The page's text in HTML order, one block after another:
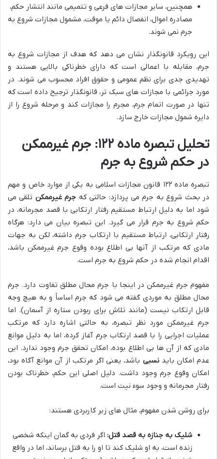
همچنین، سایر مجازات های فرعی و تتمیمی مانند انتشار حکم،
مصادره اموال، انفصال دائم یا موقت، مشمول مجازات شروع به
جرم نمی شوند.
این رویکرد قانونگذار نشان می دهد که هدف از مجازات شروع به
جرم، مقابله با اعمالی است که دارای خطرناکی بالایی هستند و
تهدیدی جدی برای نظم عمومی و حقوق افراد محسوب می شوند. در
مورد جرائمی با مجازات های سبک تر، قانونگذار ترجیح داده است که
تنها در صورت اتمام جرم، مجرم را مجازات کند و مرحله شروع را از
دایره شمول مجازات خارج سازد.
تحلیل تبصره ماده ۱۲۲: جرم غیرممکن
در حکم شروع به جرم
تبصره ماده ۱۲۲ قانون مجازات اسلامی به یکی از موارد خاص و مهم
در بحث شروع به جرم می پردازد: حالتی که جرم غیرممکن تلقی می
شود اما به دلیل ارتباط مستقیم رفتار ارتکابی با قصد مجرمانه، در
حکم شروع به جرم قرار می گیرد. این تبصره بیان می دارد: هرگاه
رفتار ارتکابی، ارتباط مستقیم با ارتکاب جرم داشته، لکن به جهات
مادی که مرتکب از آنها بی اطلاع بوده وقوع جرم غیرممکن باشد،
اقدام انجام شده در حکم شروع به جرم است.
مفهوم جرم غیرممکن در اینجا با جرم محال مطلق تفاوت دارد. جرم
محال مطلق به موردی گفته می شود که جرم اساساً و به هیچ وجه
قابل ارتکاب نیست (مانند تلاش برای ربودن ستاره از آسمان). اما
جرم غیرممکن مورد نظر تبصره، به حالتی اشاره دارد که مرتکب
عملیات اجرایی را با قصد ارتکاب جرم آغاز کرده، اما به دلیل موانع
مادی که از آن ها بی اطلاع بوده، امکان تحقق جرم وجود ندارد. این
عدم امکان بایدنسبی باشد، یعنی اگر مرتکب از آن موانع آگاه بود،
امکان وقوع جرم وجود داشت. دلیل اصلی این حکم، خطرناک بودن
رفتار مجرمانه و وجود سوء نیت است.
برای روشن شدن مفهوم، مثال های زیر کاربردی هستند:
شلیک به جنازه به قصد قتل: اگر فردی به گمان اینکه شخصی
زنده است، به او شلیک کند تا او را به قتل برساند، اما در واقع